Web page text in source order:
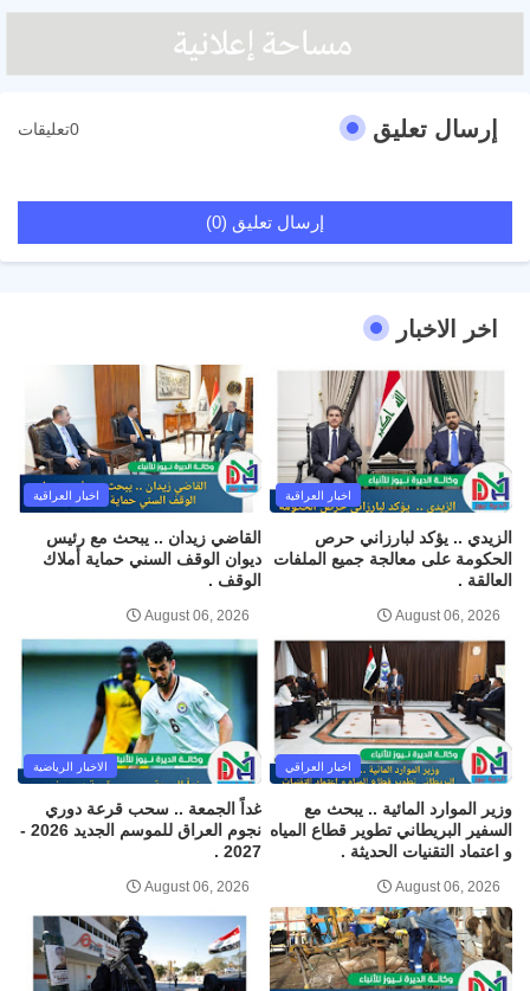
إرسال تعليق 0تعليقات
إرسال تعليق (0)
اخر الاخبار
اخبار العراقية
الزيدي .. يؤكد لبارزاني حرص
الحكومة على معالجة جميع الملفات
العالقة .
August 06, 2026
اخبار العراقية
القاضي زيدان .. يبحث مع رئيس
ديوان الوقف السني حماية أملاك
الوقف .
August 06, 2026
اخبار العراقي
وزير الموارد المائية .. يبحث مع
السفير البريطاني تطوير قطاع المياه
و اعتماد التقنيات الحديثة .
August 06, 2026
الاخبار الرياضية
غداً الجمعة .. سحب قرعة دوري
نجوم العراق للموسم الجديد 2026 -
2027 .
August 06, 2026